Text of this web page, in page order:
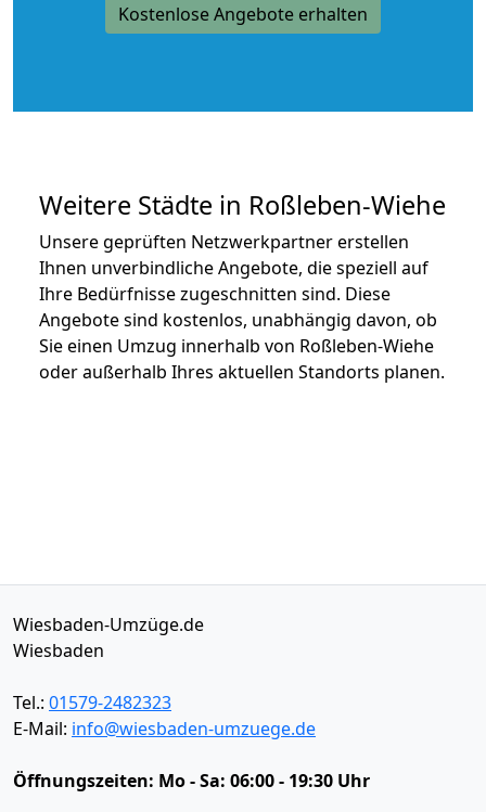
Kostenlose Angebote erhalten
Weitere Städte in Roßleben-Wiehe
Unsere geprüften Netzwerkpartner erstellen
Ihnen unverbindliche Angebote, die speziell auf
Ihre Bedürfnisse zugeschnitten sind. Diese
Angebote sind kostenlos, unabhängig davon, ob
Sie einen Umzug innerhalb von Roßleben-Wiehe
oder außerhalb Ihres aktuellen Standorts planen.
Wiesbaden-Umzüge.de
Wiesbaden
Tel.: 01579-2482323
E-Mail: info@wiesbaden-umzuege.de
Öffnungszeiten: Mo - Sa: 06:00 - 19:30 Uhr